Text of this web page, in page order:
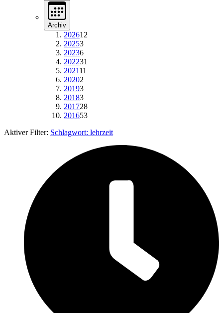
Archiv
202612
20253
20236
202231
202111
20202
20193
20183
201728
201653
Aktiver Filter: Schlagwort: lehrzeit